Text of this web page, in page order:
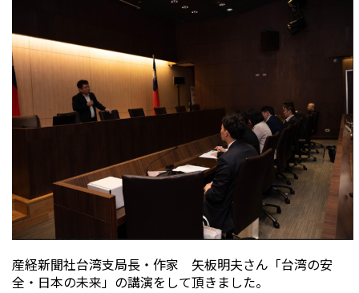
産経新聞社台湾支局長・作家 矢板明夫さん「台湾の安
全・日本の未来」の講演をして頂きました。